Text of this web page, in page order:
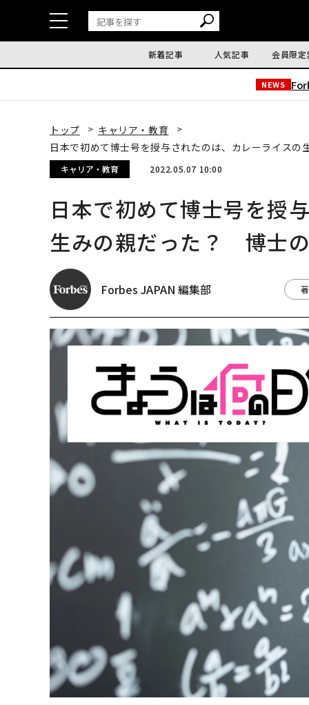
新着記事 人気記事 会員限定
NEWS
トップ
キャリア・教育
日本で初めて博士号を授与されたのは、カレーライス
キャリア・教育 2022.05.07 10:00
日本で初めて博士号を授
生みの親だった？ 博士
Forbes JAPAN 編集部